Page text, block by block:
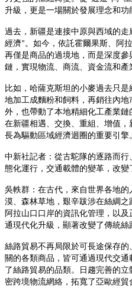
升級，更是一場關於發展理念和功
過去，新疆是連接中原與西域的
經濟” 。如今，依託霍爾果斯、阿
再僅是商品的過境地，而是深度
鏈，實現物流、商流、資金流和產
比如，哈薩克斯坦的小麥過去只
地加工成麵粉和飼料，再銷往內
外，也帶動了本地精細化工產業
在新疆相遇、交換、重組、增值，
長為驅動區域經濟迴圈的重要引擎
中新社記者：從古駝隊的逐路而
態化運行，交通載體的變革，改變
吳軼群：在古代，來自世界各地
漠、森林草地，艱辛跋涉在絲綢之
阿拉山口口岸的資訊化管理，以
通現代化升級，顯著改變了傳統絲
絲路貿易不再局限於可長途保存
關的各類商品，皆可通過現代交
了絲路貿易的品類。日趨完善的
密跨境物流網絡，拓寬了亞歐經